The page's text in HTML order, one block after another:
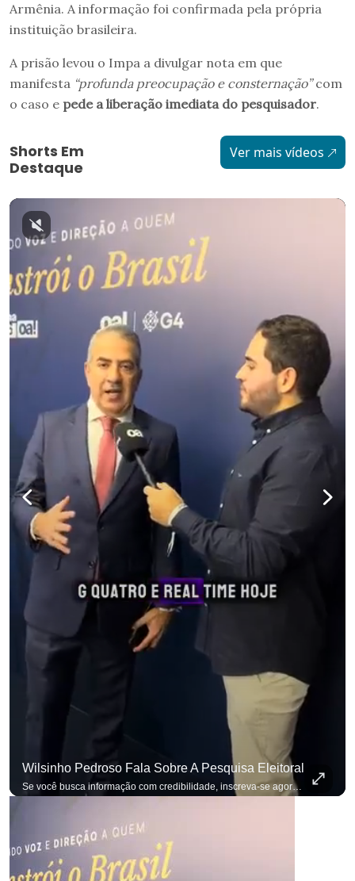
Armênia. A informação foi confirmada pela própria
instituição brasileira.
A prisão levou o Impa a divulgar nota em que
manifesta “profunda preocupação e consternação”com
o caso e pede a liberação imediata do pesquisador.
Shorts Em
Destaque
Ver mais vídeos
Wilsinho Pedroso Fala Sobre A Pesquisa Eleitoral
Se você busca informação com credibilidade, inscreva-se agora e ative o